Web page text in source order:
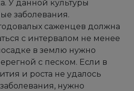
У данной культуры
заболевания.
саженцев должна
с интервалом не менее
в землю нужно
с песком. Если в
и роста не удалось
нужно